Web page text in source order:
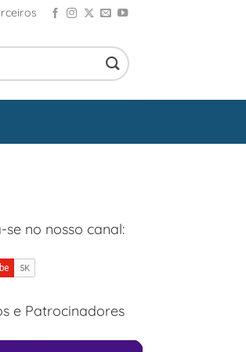
se no nosso canal:
e Patrocinadores